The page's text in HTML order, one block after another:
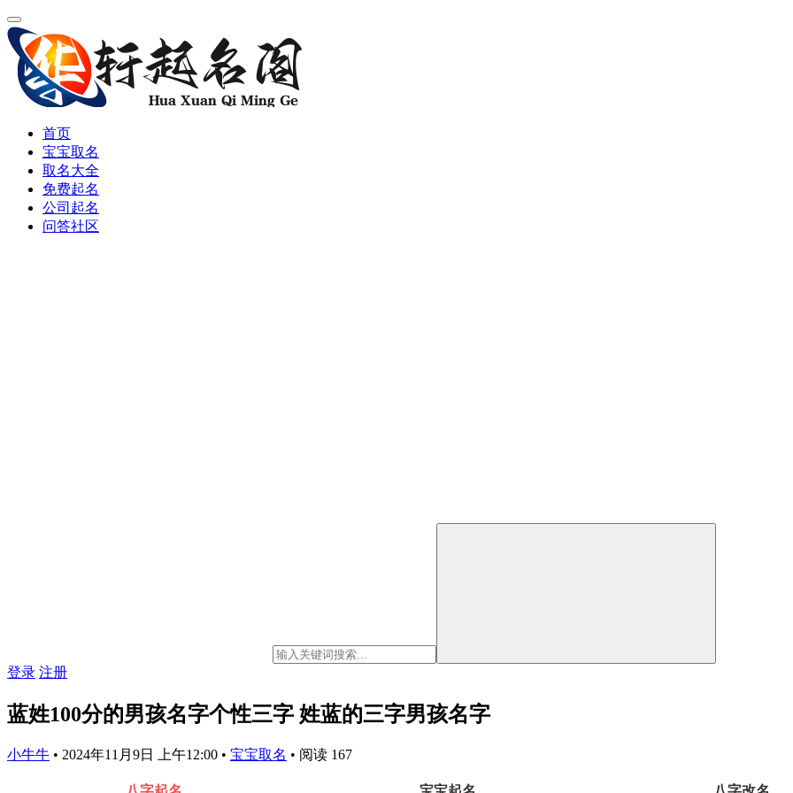
首页
宝宝取名
取名大全
免费起名
公司起名
问答社区
登录 注册
蓝姓100分的男孩名字个性三字 姓蓝的三字男孩名字
小牛牛 • 2024年11月9日 上午12:00 • 宝宝取名 • 阅读 167